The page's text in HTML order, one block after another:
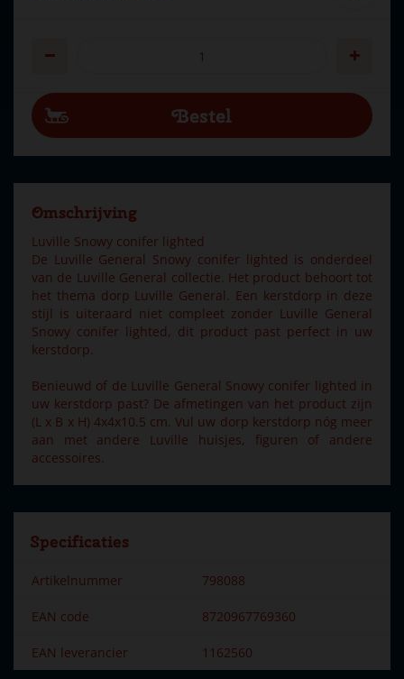
Omschrijving
Luville Snowy conifer lighted
De Luville General Snowy conifer lighted is onderdeel
van de Luville General collectie. Het product behoort tot
het thema dorp Luville General. Een kerstdorp in deze
stijl is uiteraard niet compleet zonder Luville General
Snowy conifer lighted, dit product past perfect in uw
kerstdorp.
Benieuwd of de Luville General Snowy conifer lighted in
uw kerstdorp past? De afmetingen van het product zijn
(L x B x H) 4x4x10.5 cm. Vul uw dorp kerstdorp nóg meer
aan met andere Luville huisjes, figuren of andere
accessoires.
Specificaties
Artikelnummer 798088
EAN code 8720967769360
EAN leverancier 1162560